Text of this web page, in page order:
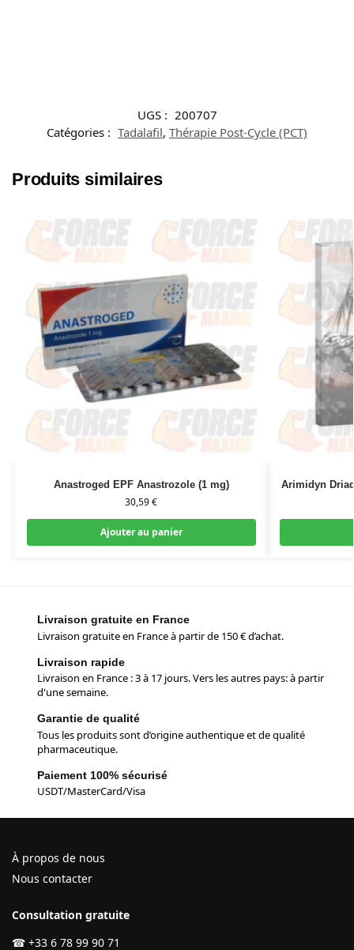
UGS : 200707
Catégories : Tadalafil, Thérapie Post-Cycle (PCT)
Produits similaires
Anastroged EPF Anastrozole (1 mg)
30,59€
Ajouter au panier
Arimidyn
Livraison gratuite en France
Livraison gratuite en France à partir de 150 € d’achat.
Livraison rapide
Livraison en France : 3 à 17 jours. Vers les autres pays: à partir
d'une semaine.
Garantie de qualité
Tous les produits sont d’origine authentique et de qualité
pharmaceutique.
Paiement 100% sécurisé
USDT/MasterCard/Visa
À propos de nous
Nous contacter
Consultation gratuite
☎ +33 6 78 99 90 71